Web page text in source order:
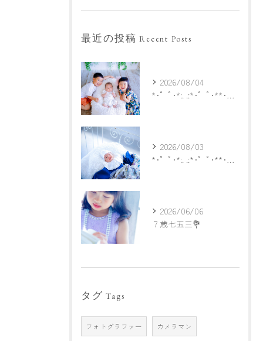
最近の投稿 Recent Posts
2026/08/04
*･゜ﾟ･*:. .:*･゜ﾟ･**･゜ﾟ･*:.
2026/08/03
*･゜ﾟ･*:. .:*･゜ﾟ･**･゜ﾟ･*:.
2026/06/06
７歳七五三💐
タグ Tags
フォトグラファー カメラマン